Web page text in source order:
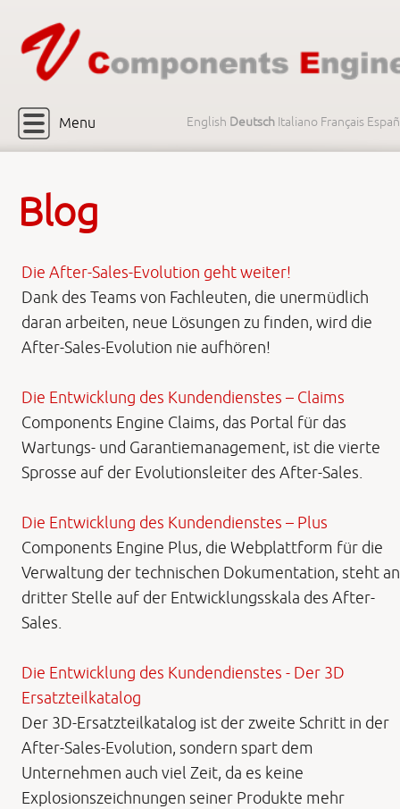
Menu English Deutsch Italiano Français
Blog
Die After-Sales-Evolution geht weiter!
Dank des Teams von Fachleuten, die unermüdlich
daran arbeiten, neue Lösungen zu finden, wird die
After-Sales-Evolution nie aufhören!
Die Entwicklung des Kundendienstes – Claims
Components Engine Claims, das Portal für das
Wartungs- und Garantiemanagement, ist die vierte
Sprosse auf der Evolutionsleiter des After-Sales.
Die Entwicklung des Kundendienstes – Plus
Components Engine Plus, die Webplattform für die
Verwaltung der technischen Dokumentation, steht an
dritter Stelle auf der Entwicklungsskala des After-
Sales.
Die Entwicklung des Kundendienstes - Der 3D
Ersatzteilkatalog
Der 3D-Ersatzteilkatalog ist der zweite Schritt in der
After-Sales-Evolution, sondern spart dem
Unternehmen auch viel Zeit, da es keine
Explosionszeichnungen seiner Produkte mehr